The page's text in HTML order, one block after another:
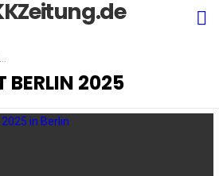
BERLIN 2025